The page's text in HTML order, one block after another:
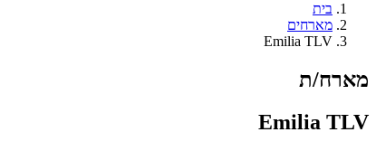
בית
מארחים
Emilia TLV
מארח/ת
Emilia TLV